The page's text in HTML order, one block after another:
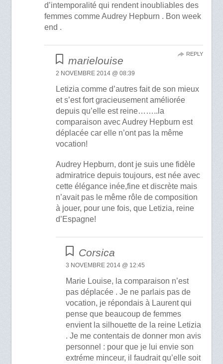
d’intemporalité qui rendent inoubliables des
femmes comme Audrey Hepburn . Bon week
end .
marielouise
2 NOVEMBRE 2014 @ 08:39
Letizia comme d’autres fait de son mieux
et s’est fort gracieusement améliorée
depuis qu’elle est reine……..la
comparaison avec Audrey Hepburn est
déplacée car elle n’ont pas la même
vocation!
Audrey Hepburn, dont je suis une fidèle
admiratrice depuis toujours, est née avec
cette élégance inée,fine et discrète mais
n’avait pas le même rôle de composition
à jouer, pour une fois, que Letizia, reine
d’Espagne!
REPLY
Corsica
3 NOVEMBRE 2014 @ 12:45
Marie Louise, la comparaison n’est
pas déplacée . Je ne parlais pas de
vocation, je répondais à Laurent qui
pense que beaucoup de femmes
envient la silhouette de la reine Letizia
. Je me contentais de donner mon avis
personnel : pour que je lui envie son
extréme minceur, il faudrait qu’elle soit